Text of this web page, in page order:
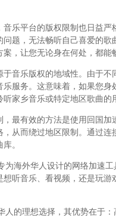
乐平台的版权限制也日益
题，无法畅听自己喜爱的
，让您无论身在何处，都能
音乐版权的地域性。由于
乐服务。这意味着，如果您
家乡音乐或特定地区歌曲的
最有效的方法是使用回国
从而绕过地区限制。通过
。
为海外华人设计的网络加速
想听音乐、看视频，还是玩
人的理想选择，其优势在于